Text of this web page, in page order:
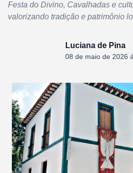
Festa do Divino, Cavalhadas e
valorizando tradição e patrimônio
Luciana de Pina
08 de maio de 2026